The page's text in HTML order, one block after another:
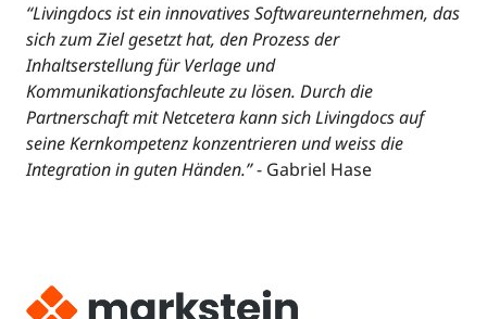
“Livingdocs ist ein innovatives Softwareunternehmen, das
sich zum Ziel gesetzt hat, den Prozess der
Inhaltserstellung für Verlage und
Kommunikationsfachleute zu lösen. Durch die
Partnerschaft mit Netcetera kann sich Livingdocs auf
seine Kernkompetenz konzentrieren und weiss die
Integration in guten Händen.”- Gabriel Hase